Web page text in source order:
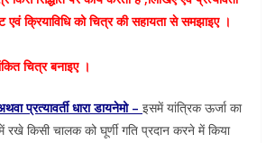
एवं क्रियाविधि को चित्र की सहायता से समझाइए ।
चित्र बनाइए ।
प्रत्यावर्ती धारा डायनेमो – इसमें यांत्रिक ऊर्जा का
रखे किसी चालक को घूर्णी गति प्रदान करने में किया